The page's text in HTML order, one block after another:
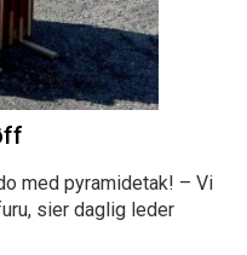
med pyramidetak! – Vi
sier daglig leder